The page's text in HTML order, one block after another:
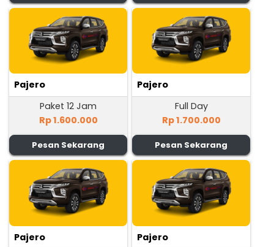
Pajero
Paket 12 Jam
Rp 1.600.000
Pesan Sekarang
Pajero
Full Day
Rp 1.700.000
Pesan Sekarang
Pajero
Pajero